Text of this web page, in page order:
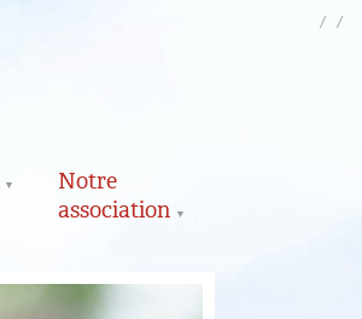
Notre
association